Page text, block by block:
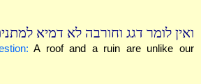
ואין לומר דגג וחורבה לא דמיא
A roof and a ruin are unlike our